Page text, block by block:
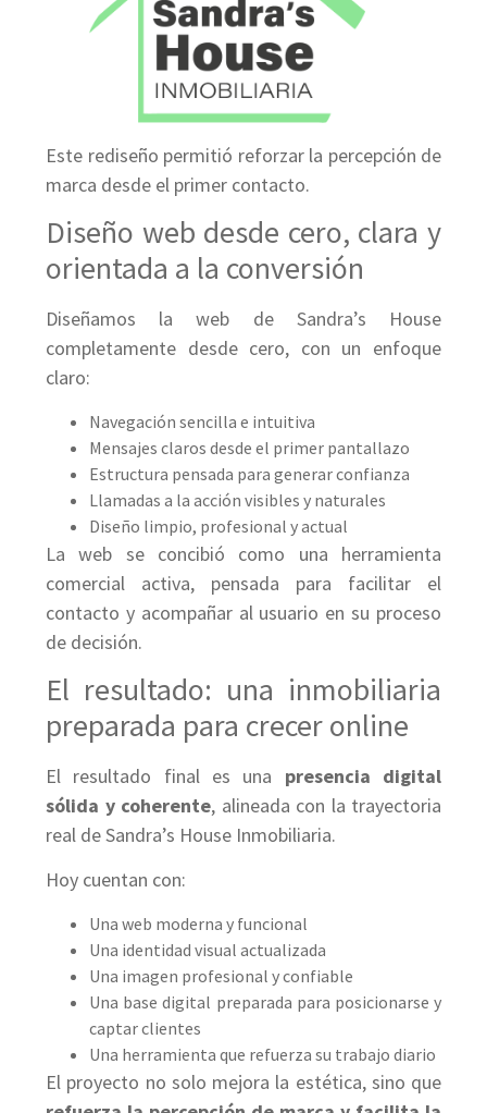
Este rediseño permitió reforzar la percepción de
marca desde el primer contacto.
Diseño web desde cero, clara y
orientada a la conversión
Diseñamos la web de Sandra’s House
completamente desde cero, con un enfoque
claro:
Navegación sencilla e intuitiva
Mensajes claros desde el primer pantallazo
Estructura pensada para generar confianza
Llamadas a la acción visibles y naturales
Diseño limpio, profesional y actual
La web se concibió como una herramienta
comercial activa, pensada para facilitar el
contacto y acompañar al usuario en su proceso
de decisión.
El resultado: una inmobiliaria
preparada para crecer online
El resultado final es una presencia digital
sólida y coherente, alineada con la trayectoria
real de Sandra’s House Inmobiliaria.
Hoy cuentan con:
Una web moderna y funcional
Una identidad visual actualizada
Una imagen profesional y confiable
Una base digital preparada para posicionarse y
captar clientes
Una herramienta que refuerza su trabajo diario
El proyecto no solo mejora la estética, sino que